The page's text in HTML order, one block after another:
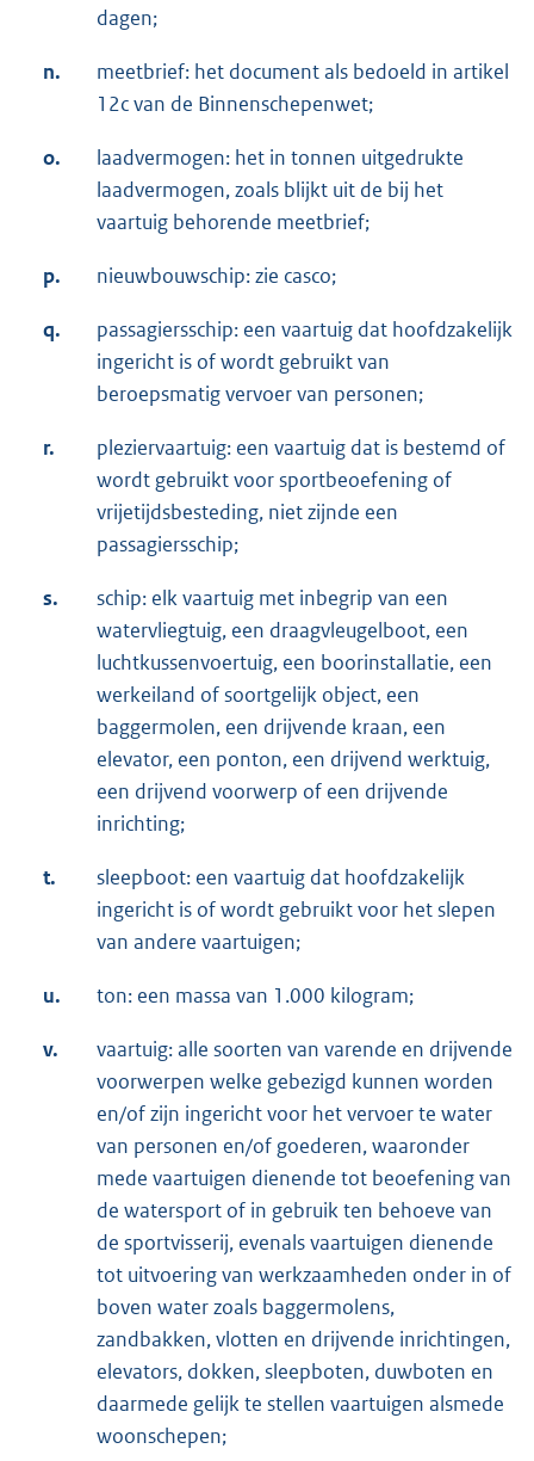
dagen;
n.
meetbrief: het document als bedoeld in artikel
12c van de Binnenschepenwet;
o.
laadvermogen: het in tonnen uitgedrukte
laadvermogen, zoals blijkt uit de bij het
vaartuig behorende meetbrief;
p. nieuwbouwschip: zie casco;
q.
passagiersschip: een vaartuig dat hoofdzakelijk
ingericht is of wordt gebruikt van
beroepsmatig vervoer van personen;
r.
pleziervaartuig: een vaartuig dat is bestemd of
wordt gebruikt voor sportbeoefening of
vrijetijdsbesteding, niet zijnde een
passagiersschip;
s.
schip: elk vaartuig met inbegrip van een
watervliegtuig, een draagvleugelboot, een
luchtkussenvoertuig, een boorinstallatie, een
werkeiland of soortgelijk object, een
baggermolen, een drijvende kraan, een
elevator, een ponton, een drijvend werktuig,
een drijvend voorwerp of een drijvende
inrichting;
t.
sleepboot: een vaartuig dat hoofdzakelijk
ingericht is of wordt gebruikt voor het slepen
van andere vaartuigen;
u. ton: een massa van 1.000 kilogram;
v.
vaartuig: alle soorten van varende en drijvende
voorwerpen welke gebezigd kunnen worden
en/of zijn ingericht voor het vervoer te water
van personen en/of goederen, waaronder
mede vaartuigen dienende tot beoefening van
de watersport of in gebruik ten behoeve van
de sportvisserij, evenals vaartuigen dienende
tot uitvoering van werkzaamheden onder in of
boven water zoals baggermolens,
zandbakken, vlotten en drijvende inrichtingen,
elevators, dokken, sleepboten, duwboten en
daarmede gelijk te stellen vaartuigen alsmede
woonschepen;